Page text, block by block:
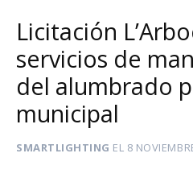
Licitación
servicios de
del alumbrado
municipal
SMARTLIGHTING EL 8